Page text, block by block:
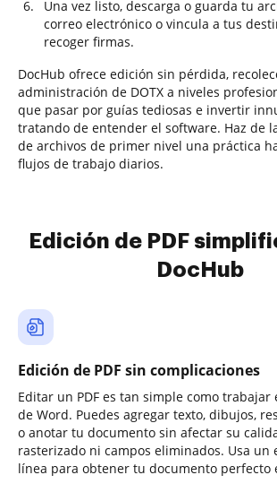
Una vez listo, descarga o guarda tu
correo electrónico o vincula a tus
recoger firmas.
DocHub ofrece edición sin pérdida,
administración de DOTX a niveles
que pasar por guías tediosas e invertir
tratando de entender el software. Haz de
de archivos de primer nivel una práctica
flujos de trabajo diarios.
Edición de PDF
DocHub
Edición de PDF sin complicaciones
Editar un PDF es tan simple como
de Word. Puedes agregar texto, dibujos,
o anotar tu documento sin afectar su
rasterizado ni campos eliminados. Usa un
línea para obtener tu documento perfecto